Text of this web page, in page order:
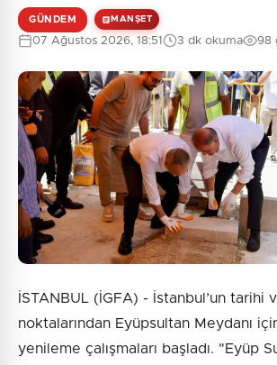
GÜNDEM MANŞET
07 Ağustos 2026, 18:51 3 dk okuma 98
İSTANBUL (İGFA) - İstanbul’un tarihi
noktalarından Eyüpsultan Meydanı
yenileme çalışmaları başladı. "Eyüp